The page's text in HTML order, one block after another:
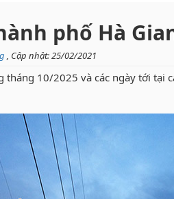
phố Hà
, Cập nhật: 25/02/2021
tháng 10/2025 và các ngày tới tại